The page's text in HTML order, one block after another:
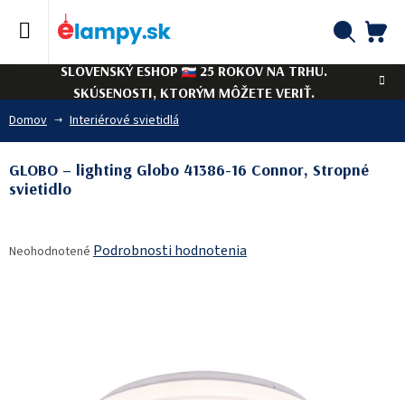
SLOVENSKÝ ESHOP
25 ROKOV NA TRHU.
SKÚSENOSTI, KTORÝM MÔŽETE VERIŤ.
Domov Interiérové svietidlá
GLOBO – lighting Globo 41386-16 Connor, Stropné
svietidlo
hodnotenie
Neohodnotené Podrobnosti hodnotenia